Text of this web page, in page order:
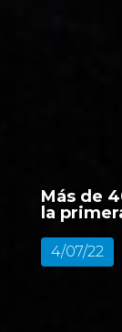
Más de
la
4/07/22